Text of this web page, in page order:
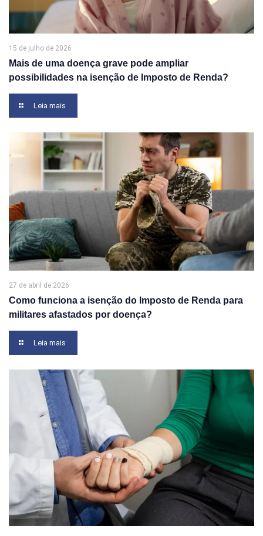
15 de julho de 2026
Mais de uma doença grave pode ampliar
possibilidades na isenção de Imposto de Renda?
Leia mais
27 de abril de 2026
Como funciona a isenção do Imposto de Renda para
militares afastados por doença?
Leia mais